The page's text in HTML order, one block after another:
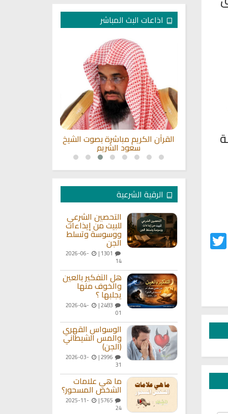
Twitter
اذاعات البث المباشر
القرآن الكريم مباشرة بصوت الشيخ
سعود الشريم
الرقية الشرعية
التحصين الشرعي
للبيت من إيذاءات
ووسوسة وتسلط
الجن
2026-06-
14
هل التفكير بالعين
والخوف منها
يجلبها ؟
2026-04-
01
الوسواس القهري
والمس الشيطاني
(الجن)
2026-03-
31
ما هي علامات
الشخص المسحور؟
2025-11-
24